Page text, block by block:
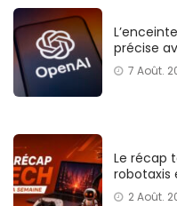
précise
7 Août.
Le récap
robotaxis
2 Août.